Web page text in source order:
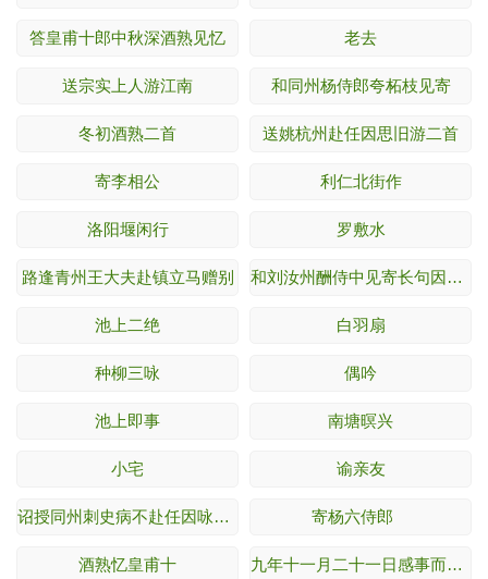
答皇甫十郎中秋深酒熟见忆 老去
送宗实上人游江南 和同州杨侍郎夸柘枝见寄
冬初酒熟二首 送姚杭州赴任因思旧游二首
寄李相公 利仁北街作
洛阳堰闲行 罗敷水
路逢青州王大夫赴镇立马赠别 和刘汝州酬侍中见寄长句因书集贤坊胜事戏而
池上二绝 白羽扇
种柳三咏 偶吟
池上即事 南塘暝兴
小宅 谕亲友
诏授同州刺史病不赴任因咏所怀 寄杨六侍郎
酒熟忆皇甫十 九年十一月二十一日感事而作 其日独游香山